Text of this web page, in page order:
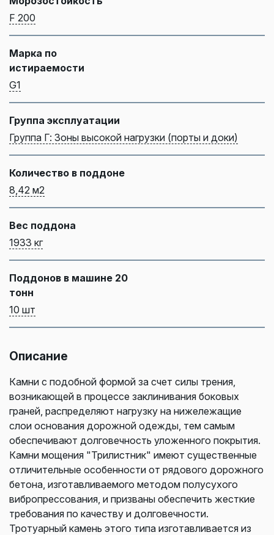
F 200
Марка по
истираемости
G1
Группа эксплуатации
Группа Г: Зоны высокой нагрузки (порты и доки)
Количество в поддоне
8,42 м2
Вес поддона
1933 кг
Поддонов в машине 20
тонн
10 шт
Описание
Камни с подобной формой за счет силы трения,
возникающей в процессе заклинивания боковых
граней, распределяют нагрузку на нижележащие
слои основания дорожной одежды, тем самым
обеспечивают долговечность уложенного покрытия.
Камни мощения "Трилистник" имеют существенные
отличительные особенности от рядового дорожного
бетона, изготавливаемого методом полусухого
вибропрессования, и призваны обеспечить жесткие
требования по качеству и долговечности.
Тротуарный камень этого типа изготавливается из